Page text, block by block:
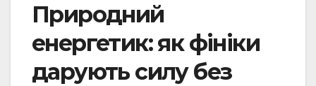
Природний
енергетик: як фініки
дарують силу без